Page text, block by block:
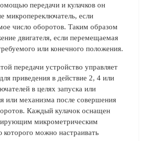
передачи и кулачков он
микропереключатель, если
число оборотов. Таким образом
двигателя, если перемещаемая
или конечного положения.
передачи устройство управляет
приведения в действие 2, 4 или
в целях запуска или
или механизма после совершения
Каждый кулачок оснащен
микрометрическим
можно настраивать